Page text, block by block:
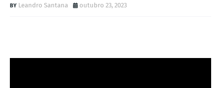
Leandro Santana outubro 23, 2023